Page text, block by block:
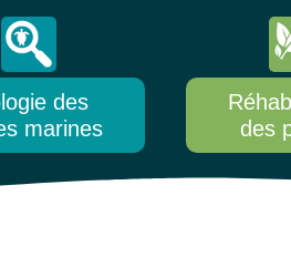
des
marines
des